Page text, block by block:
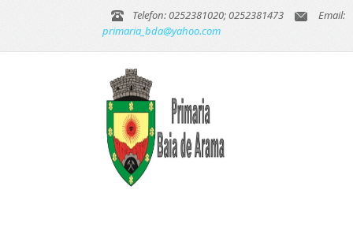
Telefon: 0252381020; 0252381473
Email:
primaria_bda@yahoo.com